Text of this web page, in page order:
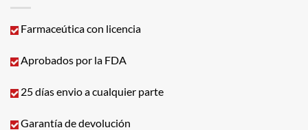
Farmaceútica con licencia
Aprobados por la FDA
25 días envio a cualquier parte
Garantía de devolución